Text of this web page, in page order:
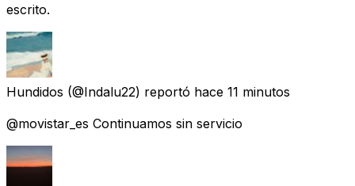
escrito.
Hundidos (@Indalu22) reportó hace 11 minutos
@movistar_es Continuamos sin servicio